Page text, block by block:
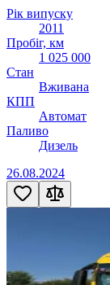
Рік випуску
2011
Пробіг, км
1 025 000
Стан
Вживана
КПП
Автомат
Паливо
Дизель
26.08.2024